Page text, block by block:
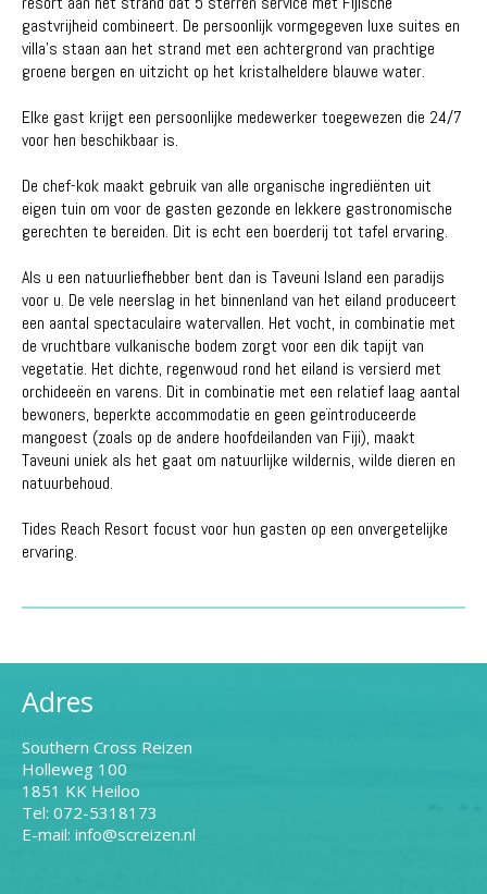
gastvrijheid combineert. De persoonlijk vormgegeven luxe suites en
villa's staan aan het strand met een achtergrond van prachtige
groene bergen en uitzicht op het kristalheldere blauwe water.
Elke gast krijgt een persoonlijke medewerker toegewezen die 24/7
voor hen beschikbaar is.
De chef-kok maakt gebruik van alle organische ingrediënten uit
eigen tuin om voor de gasten gezonde en lekkere gastronomische
gerechten te bereiden. Dit is echt een boerderij tot tafel ervaring.
Als u een natuurliefhebber bent dan is Taveuni Island een paradijs
voor u. De vele neerslag in het binnenland van het eiland produceert
een aantal spectaculaire watervallen. Het vocht, in combinatie met
de vruchtbare vulkanische bodem zorgt voor een dik tapijt van
vegetatie. Het dichte, regenwoud rond het eiland is versierd met
orchideeën en varens. Dit in combinatie met een relatief laag aantal
bewoners, beperkte accommodatie en geen geïntroduceerde
mangoest (zoals op de andere hoofdeilanden van Fiji), maakt
Taveuni uniek als het gaat om natuurlijke wildernis, wilde dieren en
natuurbehoud.
Tides Reach Resort focust voor hun gasten op een onvergetelijke
ervaring.
Adres
Southern Cross Reizen
Holleweg 100
1851 KK Heiloo
Tel: 072-5318173
E-mail: info@screizen.nl